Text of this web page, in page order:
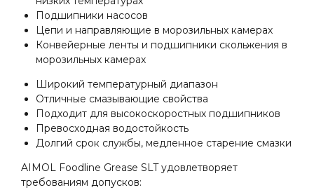
Подшипники насосов
Цепи и направляющие в морозильных камерах
Конвейерные ленты и подшипники скольжения в
морозильных камерах
Широкий температурный диапазон
Отличные смазывающие свойства
Подходит для высокоскоростных подшипников
Превосходная водостойкость
Долгий срок службы, медленное старение смазки
AIMOL Foodline Grease SLT удовлетворяет
требованиям допусков: